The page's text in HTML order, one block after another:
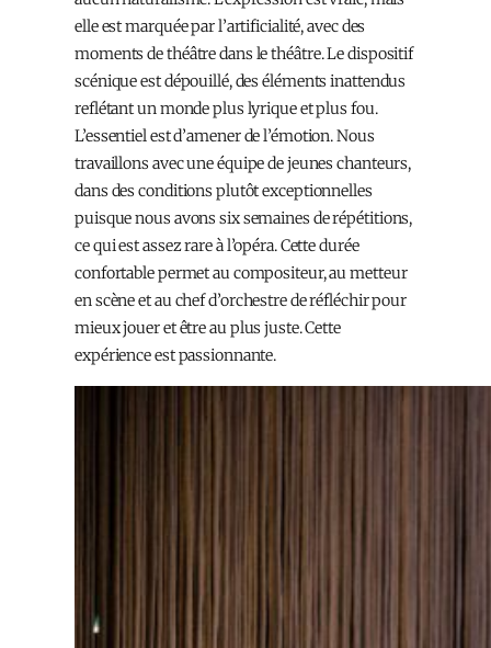
elle est marquée par l’artificialité, avec des
moments de théâtre dans le théâtre. Le dispositif
scénique est dépouillé, des éléments inattendus
reflétant un monde plus lyrique et plus fou.
L’essentiel est d’amener de l’émotion. Nous
travaillons avec une équipe de jeunes chanteurs,
dans des conditions plutôt exceptionnelles
puisque nous avons six semaines de répétitions,
ce qui est assez rare à l’opéra. Cette durée
confortable permet au compositeur, au metteur
en scène et au chef d’orchestre de réfléchir pour
mieux jouer et être au plus juste. Cette
expérience est passionnante.